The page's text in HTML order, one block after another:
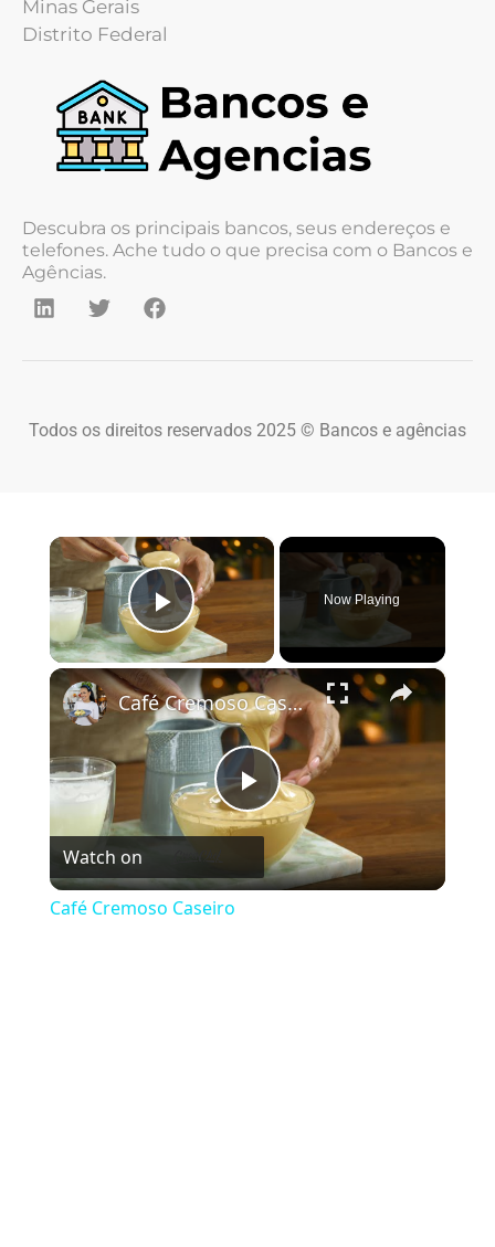
Minas Gerais
Distrito Federal
Descubra os principais bancos, seus endereços e
telefones. Ache tudo o que precisa com o Bancos e
Agências.
Todos os direitos reservados 2025 © Bancos e agências
×
Play Video
Now Playing
×
Play Video
Café Cremoso Caseiro
Watch on
Café Cremoso Caseiro